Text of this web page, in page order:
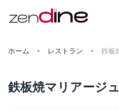
ホーム レストラン 鉄板
鉄板焼マリアージュ